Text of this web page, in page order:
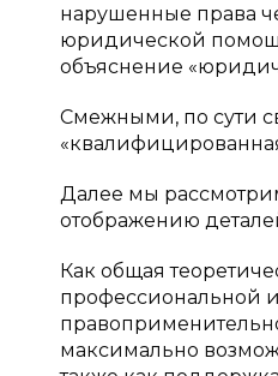
нарушенные права
юридической
объяснение
Смежными, по сути
Далее мы
отображению
Как общая
профессиональной
максимально